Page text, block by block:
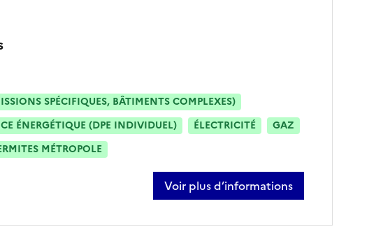
SPÉCIFIQUES, BÂTIMENTS COMPLEXES)
ÉNERGÉTIQUE (DPE INDIVIDUEL)
ÉLECTRICITÉ
GAZ
MÉTROPOLE
Voir plus d’informations
sur marc aimar